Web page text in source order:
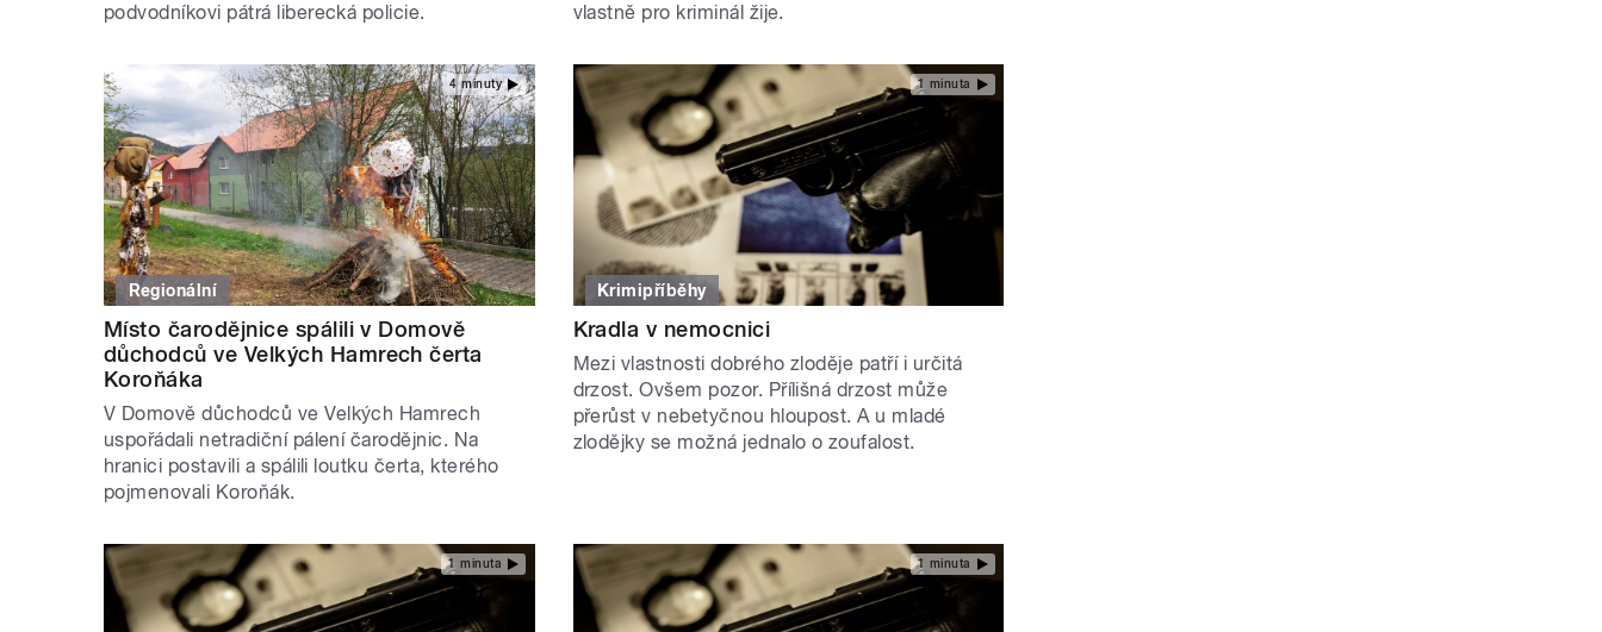
podvodníkovi pátrá liberecká policie.
vlastně pro kriminál žije.
4 minuty
Regionální
Místo čarodějnice spálili v Domově
důchodců ve Velkých Hamrech čerta
Koroňáka
V Domově důchodců ve Velkých Hamrech
uspořádali netradiční pálení čarodějnic. Na
hranici postavili a spálili loutku čerta, kterého
pojmenovali Koroňák.
1 minuta
Krimipříběhy
Kradla v nemocnici
Mezi vlastnosti dobrého zloděje patří i určitá
drzost. Ovšem pozor. Přílišná drzost může
přerůst v nebetyčnou hloupost. A u mladé
zlodějky se možná jednalo o zoufalost.
1 minuta 1 minuta